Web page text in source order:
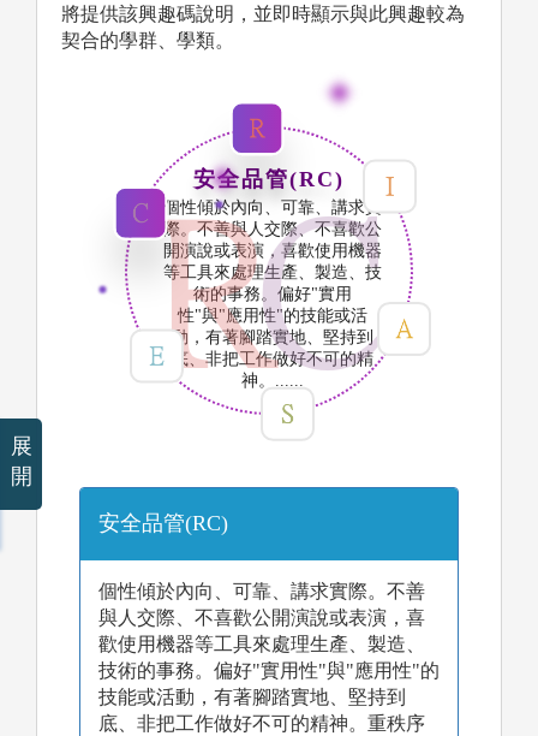
將提供該興趣碼說明，並即時顯示與此興趣較為
契合的學群、學類。
安全品管(RC)
個性傾於內向、可靠、講求實
際。不善與人交際、不喜歡公
開演說或表演，喜歡使用機器
等工具來處理生產、製造、技
術的事務。偏好"實用
性"與"應用性"的技能或活
動，有著腳踏實地、堅持到
底、非把工作做好不可的精
神。......
安全品管(RC)
個性傾於內向、可靠、講求實際。不善
與人交際、不喜歡公開演說或表演，喜
歡使用機器等工具來處理生產、製造、
技術的事務。偏好"實用性"與"應用性"的
技能或活動，有著腳踏實地、堅持到
底、非把工作做好不可的精神。重秩序
展
開